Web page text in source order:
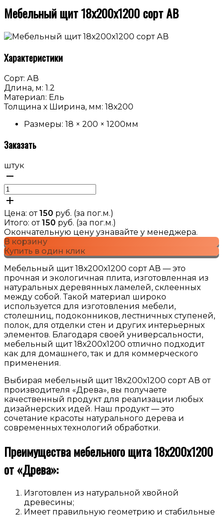
Мебельный щит 18х200х1200 сорт АВ
Характеристики
Сорт: АВ
Длина, м: 1.2
Материал: Ель
Толщина х Ширина, мм: 18х200
Размеры: 18 × 200 × 1200мм
Заказать
штук
Цена: от150 руб. (за пог.м.)
Итого: от150 руб. (за пог.м.)
Окончательную цену узнавайте у менеджера.
В корзину
Купить в один клик
Мебельный щит 18х200х1200 сорт АВ — это
прочная и экологичная плита, изготовленная из
натуральных деревянных ламелей, склеенных
между собой. Такой материал широко
используется для изготовления мебели,
столешниц, подоконников, лестничных ступеней,
полок, для отделки стен и других интерьерных
элементов. Благодаря своей универсальности,
мебельный щит 18х200х1200 отлично подходит
как для домашнего, так и для коммерческого
применения.
Выбирая мебельный щит 18х200х1200 сорт АВ от
производителя «Древа», вы получаете
качественный продукт для реализации любых
дизайнерских идей. Наш продукт — это
сочетание красоты натурального дерева и
современных технологий обработки.
Преимущества мебельного щита 18х200х1200
от «Древа»:
Изготовлен из натуральной хвойной
древесины;
Имеет правильную геометрию и стабильные